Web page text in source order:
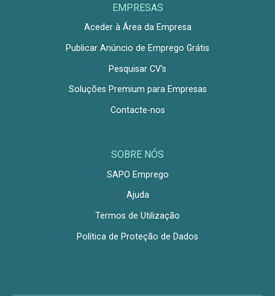
EMPRESAS
Aceder à Área da Empresa
Publicar Anúncio de Emprego Grátis
Pesquisar CV's
Soluções Premium para Empresas
Contacte-nos
SOBRE NÓS
SAPO Emprego
Ajuda
Termos de Utilização
Política de Proteção de Dados